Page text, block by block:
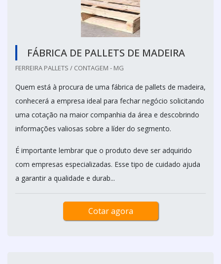
FÁBRICA DE PALLETS DE MADEIRA
FERREIRA PALLETS / CONTAGEM - MG
Quem está à procura de uma fábrica de pallets de madeira,
conhecerá a empresa ideal para fechar negócio solicitando
uma cotação na maior companhia da área e descobrindo
informações valiosas sobre a líder do segmento.
É importante lembrar que o produto deve ser adquirido
com empresas especializadas. Esse tipo de cuidado ajuda
a garantir a qualidade e durab...
Cotar agora